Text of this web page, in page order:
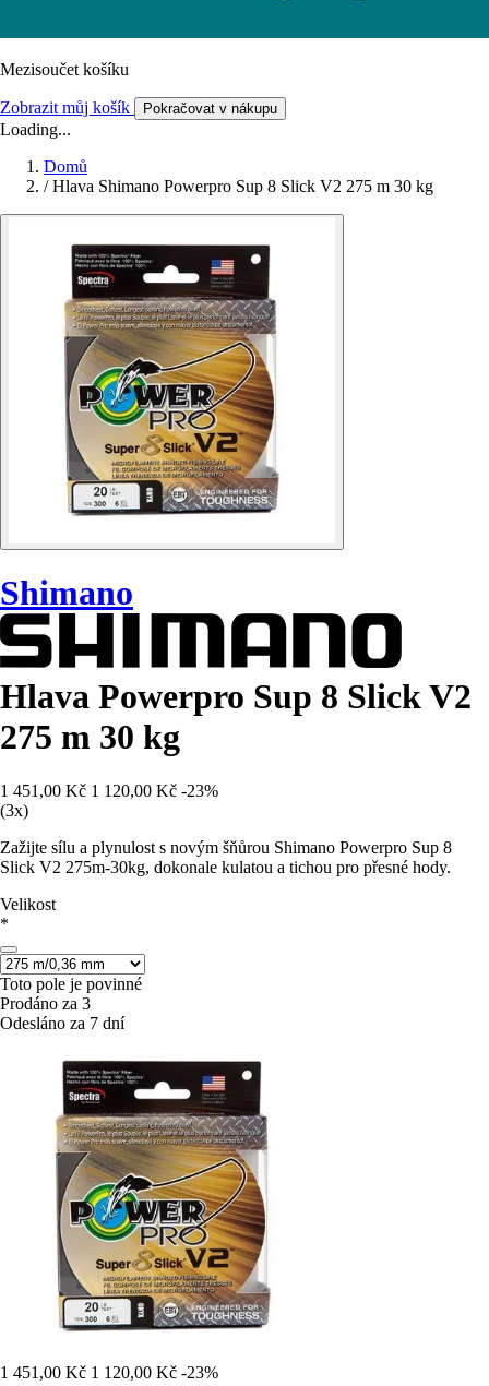
Mezisoučet košíku
Zobrazit můj košík Pokračovat v nákupu
Loading...
Domů
/ Hlava Shimano Powerpro Sup 8 Slick V2 275 m 30 kg
Shimano
Hlava Powerpro Sup 8 Slick V2
275 m 30 kg
1 451,00 Kč 1 120,00 Kč -23%
(3x)
Zažijte sílu a plynulost s novým šňůrou Shimano Powerpro Sup 8
Slick V2 275m-30kg, dokonale kulatou a tichou pro přesné hody.
Velikost
*
Toto pole je povinné
Prodáno za 3
Odesláno za 7 dní
1 451,00 Kč 1 120,00 Kč -23%